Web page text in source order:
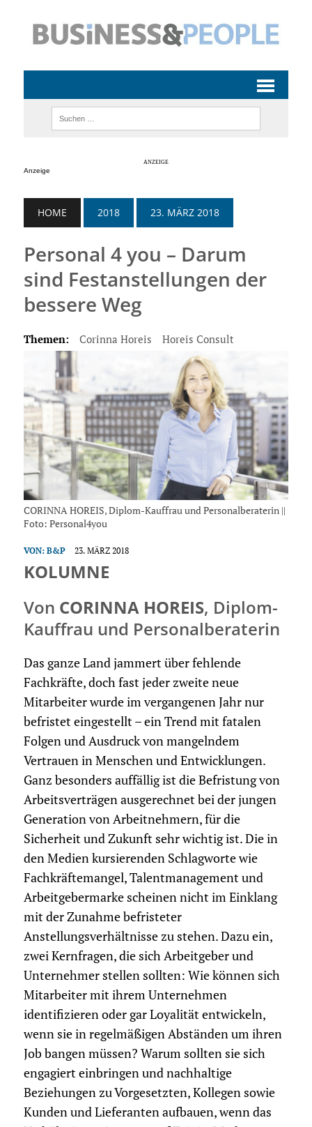
Anzeige
HOME 2018 23. MÄRZ 2018
Personal 4 you – Darum
sind Festanstellungen der
bessere Weg
Themen: Corinna Horeis Horeis Consult
CORINNA HOREIS, Diplom-Kauffrau und Personalberaterin ||
Foto: Personal4you
VON: B&P 23. MÄRZ 2018
KOLUMNE
Von CORINNA HOREIS, Diplom-
Kauffrau und Personalberaterin
Das ganze Land jammert über fehlende
Fachkräfte, doch fast jeder zweite neue
Mitarbeiter wurde im vergangenen Jahr nur
befristet eingestellt – ein Trend mit fatalen
Folgen und Ausdruck von mangelndem
Vertrauen in Menschen und Entwicklungen.
Ganz besonders auffällig ist die Befristung von
Arbeitsverträgen ausgerechnet bei der jungen
Generation von Arbeitnehmern, für die
Sicherheit und Zukunft sehr wichtig ist. Die in
den Medien kursierenden Schlagworte wie
Fachkräftemangel, Talentmanagement und
Arbeitgebermarke scheinen nicht im Einklang
mit der Zunahme befristeter
Anstellungsverhältnisse zu stehen. Dazu ein,
zwei Kernfragen, die sich Arbeitgeber und
Unternehmer stellen sollten: Wie können sich
Mitarbeiter mit ihrem Unternehmen
identifizieren oder gar Loyalität entwickeln,
wenn sie in regelmäßigen Abständen um ihren
Job bangen müssen? Warum sollten sie sich
engagiert einbringen und nachhaltige
Beziehungen zu Vorgesetzten, Kollegen sowie
Kunden und Lieferanten aufbauen, wenn das